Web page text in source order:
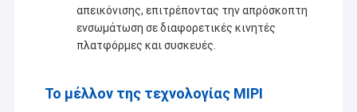
Όλες οι περιπτώσεις
απεικόνισης, επιτρέποντας την απρόσκοπτη
ενσωμάτωση σε διαφορετικές κινητές
πλατφόρμες και συσκευές.
Το μέλλον της τεχνολογίας MIPI